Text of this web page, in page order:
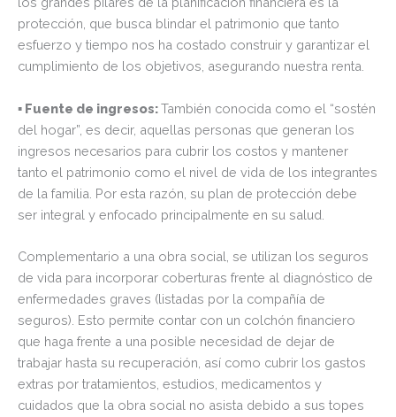
protección, que busca blindar el patrimonio que tanto
esfuerzo y tiempo nos ha costado construir y garantizar el
cumplimiento de los objetivos, asegurando nuestra renta.
▪ Fuente de ingresos:También conocida como el “sostén
del hogar”, es decir, aquellas personas que generan los
ingresos necesarios para cubrir los costos y mantener
tanto el patrimonio como el nivel de vida de los integrantes
de la familia. Por esta razón, su plan de protección debe
ser integral y enfocado principalmente en su salud.
Complementario a una obra social, se utilizan los seguros
de vida para incorporar coberturas frente al diagnóstico de
enfermedades graves (listadas por la compañía de
seguros). Esto permite contar con un colchón financiero
que haga frente a una posible necesidad de dejar de
trabajar hasta su recuperación, así como cubrir los gastos
extras por tratamientos, estudios, medicamentos y
cuidados que la obra social no asista debido a sus topes